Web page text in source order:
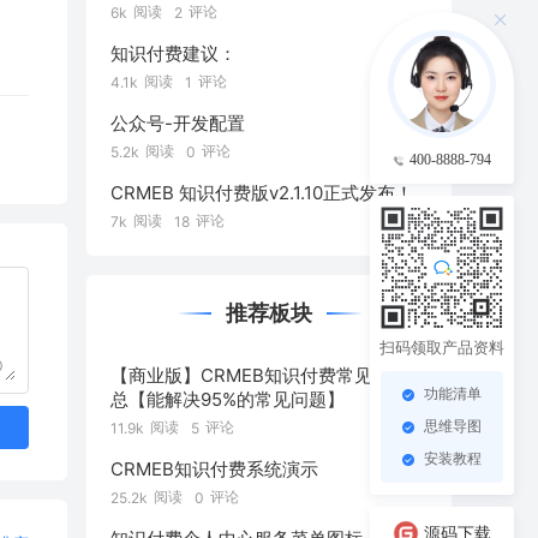
6k 阅读 2 评论
知识付费建议：
4.1k 阅读 1 评论
公众号-开发配置
5.2k 阅读 0 评论
CRMEB 知识付费版v2.1.10正式发布！
7k 阅读 18 评论
推荐板块
【商业版】CRMEB知识付费常见问题汇
总【能解决95%的常见问题】
11.9k 阅读 5 评论
CRMEB知识付费系统演示
25.2k 阅读 0 评论
400-8888-794
扫码领取产品资料
功能清单
思维导图
安装教程
源码下载